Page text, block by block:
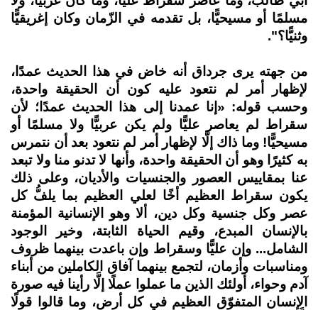
مسلمًا أو مسيحيًّا، بل تقدمه في الزّمان وكان إغريقيًّا
وثنيًّا؟".
من جهته يرى جرداق أنه خاض في هذا الحديث عمدًا،
لإظهار أمر لم نتعود عليه كون أن الحقيقة واحدة،
وحسب قوله: «إنا عمدنا إلى هذا الحديث عمدًا؛ لأن
سقراط لم يعاصر عليًّا ولم يكن عربيًّا ولا مسلمًا أو
مسيحيًّا! وما ذاك إلَّا لإظهار أمر لم نتعود بعد أن نتمرس
به كثيرًا وهو أن الحقيقة واحدة، وأنها لا تدنو منا ولا تبعد
عنا بمقاييس العصور والجنسيات والأديان، وعلى ذلك
يكون سقراط العظيم أخًا لعلي العظيم بما يلفُّ كل
عصر وكل جنسية وكل دين، ألا وهو الإنسانية المؤمنة
بالإنسان المبدع، وقيم الحياة الثابتة، وخير الوجود
الشامل... وإن عليًّا وسقراط وإن باعدت بينهما ظروف
ومناسبات وأزمان، لتجمع بينهما آفاق الكاملين من أبناء
آدم وحواء، أولئك الذين ما عملوا عملًا إلَّا رأينا فيه صورة
الإنسان المتفوّق العظيم في كل أرض، وما قالوا قولًا